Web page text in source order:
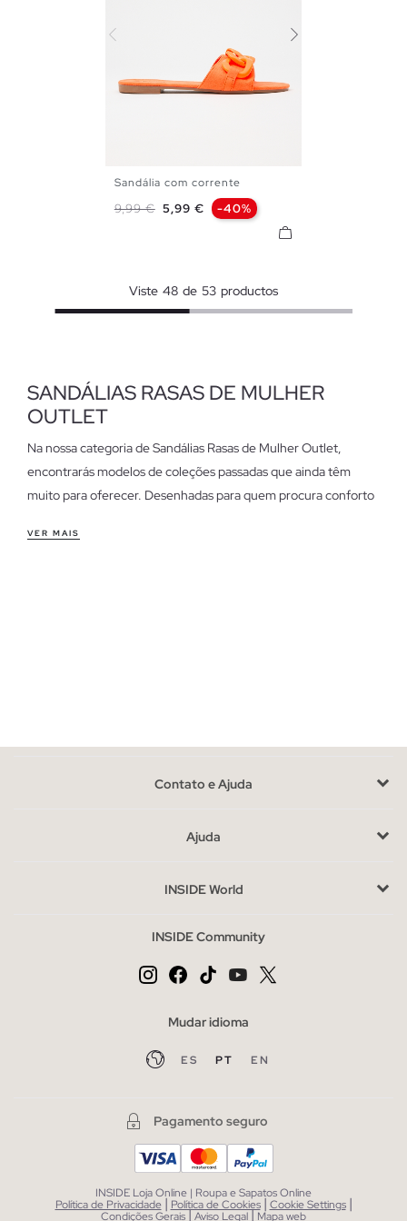
35 36 37 38
41
Sandália com corrente
Preço normal
9,99 € Preço
5,99 € -40%
Viste 48 de 53 productos
SANDÁLIAS RASAS DE MULHER
OUTLET
Na nossa categoria de Sandálias Rasas de Mulher Outlet,
encontrarás modelos de coleções passadas que ainda têm
muito para oferecer. Desenhadas para quem procura conforto
qualquer ocasião.
material que melhor se adapta às tuas necessidades diárias. Se
complementem o teu guarda-roupa atual.
Compra sandálias rasas de mulher baratas sem abdicar do
O outlet oferece-te a oportunidade de adquirir sandálias a
explorar outras categorias complementares como malas ou
VER MAIS
Contato e Ajuda
Ajuda
INSIDE World
INSIDE Community
Mudar idioma
ES PT EN
Pagamento seguro
INSIDE Loja Online | Roupa e Sapatos Online
Política de Privacidade | Política de Cookies | Cookie Settings |
Condições Gerais|Aviso Legal| Mapa web